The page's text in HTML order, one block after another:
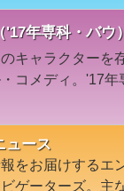
年専科・バウ）
キャラクターを
コメディ。'17
ュース
をお届けするエ
ゲーターズ。主